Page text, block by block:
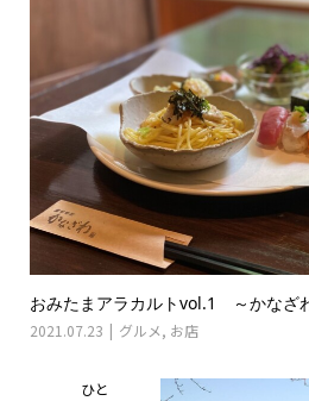
おみたまアラカルトvol.1 ～かなざ
2021.07.23 グルメ, お店
ひと